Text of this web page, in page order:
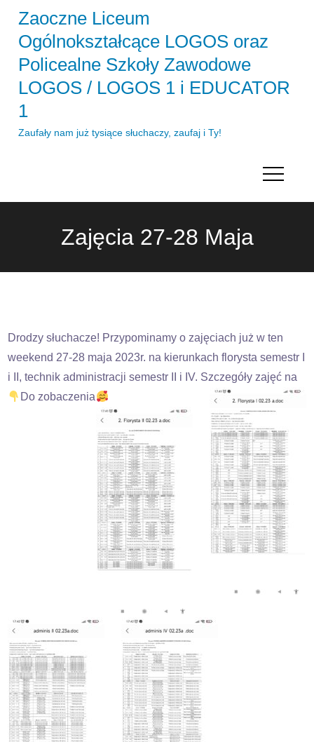
content
Zaoczne Liceum
Ogólnokształcące LOGOS oraz
Policealne Szkoły Zawodowe
LOGOS / LOGOS 1 i EDUCATOR
1
Zaufały nam już tysiące słuchaczy, zaufaj i Ty!
Zajęcia 27-28 Maja
Drodzy słuchacze! Przypominamy o zajęciach już w ten
weekend 27-28 maja 2023r. na kierunkach florysta semestr I
i II, technik administracji semestr II i IV. Szczegóły zajęć na
Do zobaczenia